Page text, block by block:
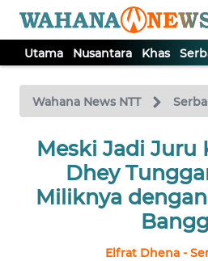
Utama Nusantara Khas
Wahana News NTT
Meski Jadi Juru
Dhey
Miliknya
Elfrat Dhena -
TV
Tutup
UTAMA
NUSANTARA